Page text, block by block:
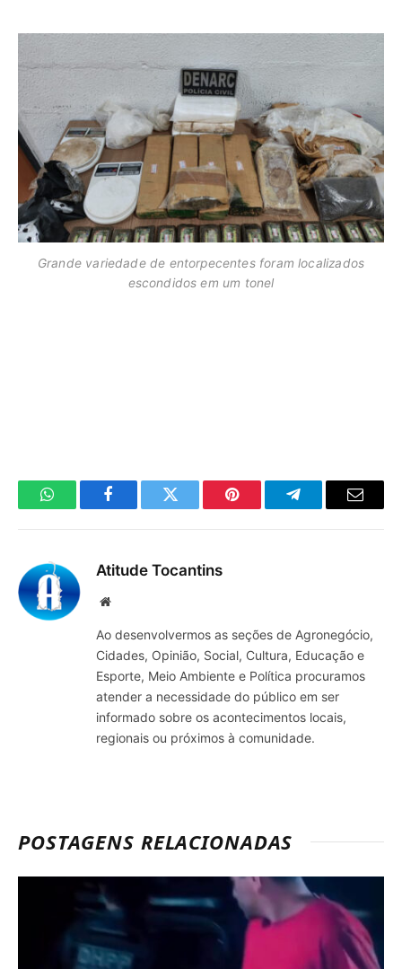
Grande variedade de entorpecentes foram localizados
escondidos em um tonel
WhatsAppFacebookTwitter Pinterest TelegramaE-
Atitude Tocantins
Site
Ao desenvolvermos as seções de Agronegócio,
Cidades, Opinião, Social, Cultura, Educação e
Esporte, Meio Ambiente e Política procuramos
atender a necessidade do público em ser
informado sobre os acontecimentos locais,
regionais ou próximos à comunidade.
POSTAGENS RELACIONADAS